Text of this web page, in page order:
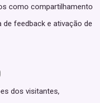
como compartilhamento
feedback e ativação de
dos visitantes,